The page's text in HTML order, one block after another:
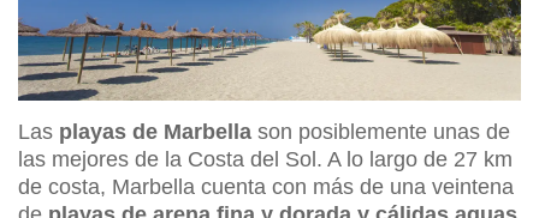
Las playas de Marbella son posiblemente unas de
las mejores de la Costa del Sol. A lo largo de 27 km
de costa, Marbella cuenta con más de una veintena